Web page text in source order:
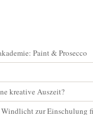
Paint & Prosecco
kreative Auszeit?
zur Einschulung